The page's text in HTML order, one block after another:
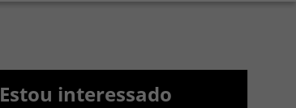
Estou interessado